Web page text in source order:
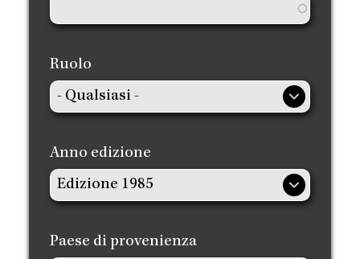
Ruolo
Anno edizione
Paese di provenienza